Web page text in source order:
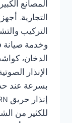
المصانع
التركيب
وخدمة
الدخان،
الإنذار
بسرعة عند
للكثير من